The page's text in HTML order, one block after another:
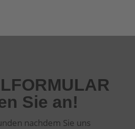
Sie an!
nachdem Sie uns